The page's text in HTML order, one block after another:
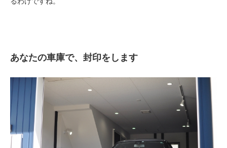
あなたの車庫で、封印をします